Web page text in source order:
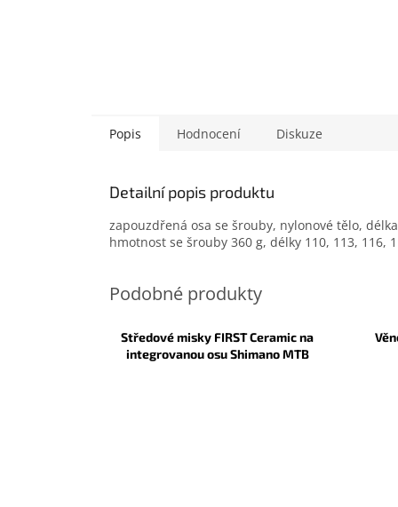
Popis Hodnocení Diskuze
Detailní popis produktu
zapouzdřená osa se šrouby, nylonové tělo,
hmotnost se šrouby 360 g, délky 110, 113, 116,
Středové misky FIRST Ceramic na
integrovanou osu Shimano MTB